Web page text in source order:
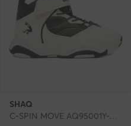
SHAQ
C-SPIN MOVE AQ95001Y-WZ · Čevlji za košarko